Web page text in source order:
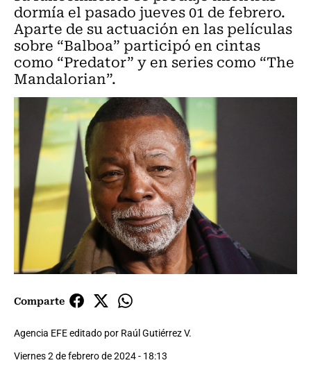
dormía el pasado jueves 01 de febrero.
Aparte de su actuación en las películas
sobre “Balboa” participó en cintas
como “Predator” y en series como “The
Mandalorian”.
Comparte
Agencia EFE editado por Raúl Gutiérrez V.
Viernes 2 de febrero de 2024 - 18:13